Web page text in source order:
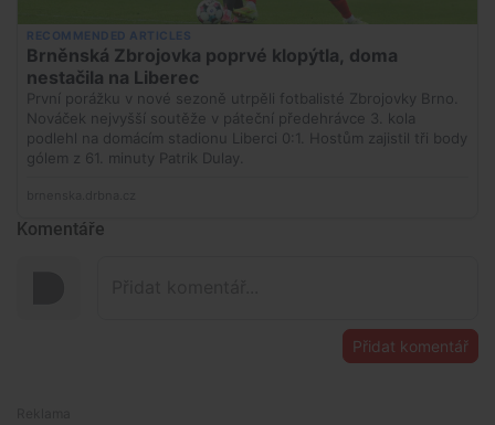
Komentáře
Přidat komentář